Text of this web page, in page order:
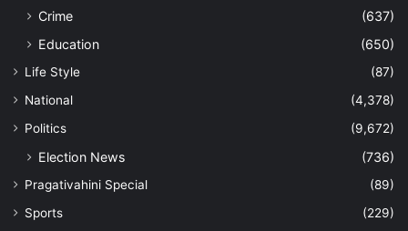
Crime
(637)
Education
(650)
Life Style
(87)
National
(4,378)
Politics
(9,672)
Election News (736)
Pragativahini Special
(89)
Sports
(229)